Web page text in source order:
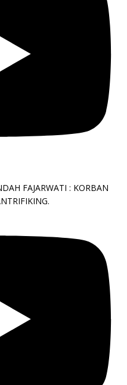
FAJARWATI : KORBAN